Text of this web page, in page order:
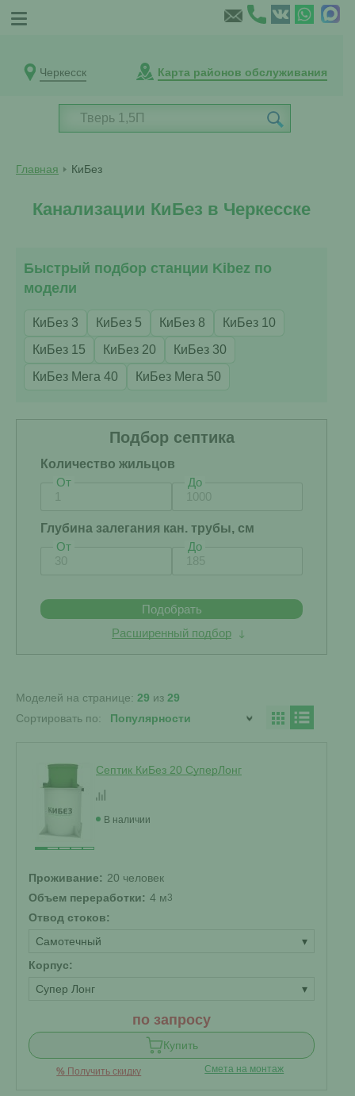
Черкесск Карта районов обслуживания
Главная КиБез
Канализации КиБез в Черкесске
Быстрый подбор станции Kibez по
модели
КиБез 3 КиБез 5 КиБез 8
КиБез 10
КиБез 15
КиБез 20
КиБез 30
КиБез Мега 40
КиБез Мега 50
Подбор септика
Количество жильцов
От
До
Глубина залегания кан. трубы, см
От
До
Подобрать
Расширенный подбор
Моделей на странице: 29 из 29
Сортировать по:
Септик КиБез 20 СуперЛонг
В наличии
Проживание: 20 человек
Объем переработки: 4 м3
Отвод стоков:
Самотечный
▾
Корпус:
Супер Лонг
▾
по запросу
Купить
% Получить скидку Смета на монтаж